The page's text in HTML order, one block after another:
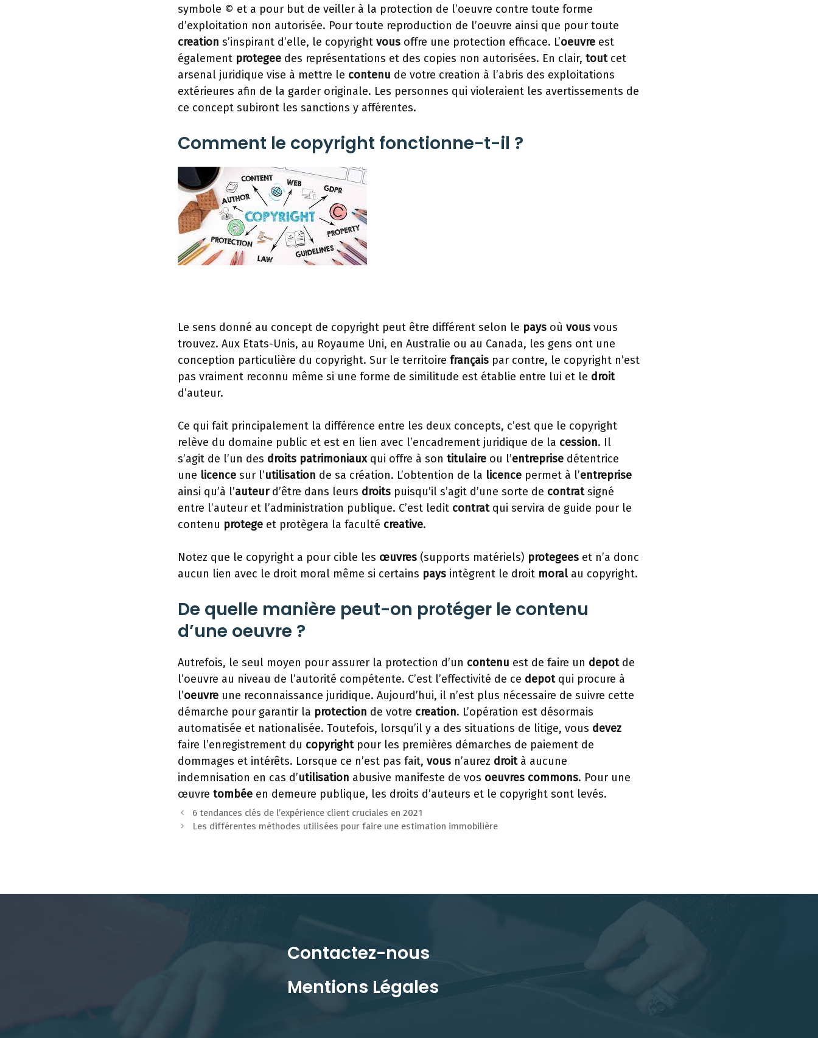
symbole © et a pour but de veiller à la protection de l’oeuvre contre toute forme
d’exploitation non autorisée. Pour toute reproduction de l’oeuvre ainsi que pour toute
creation s’inspirant d’elle, le copyright vous offre une protection efficace. L’oeuvre est
également protegee des représentations et des copies non autorisées. En clair, toutcet
arsenal juridique vise à mettre le contenu de votre creation à l’abris des exploitations
extérieures afin de la garder originale. Les personnes qui violeraient les avertissements de
ce concept subiront les sanctions y afférentes.
Comment le copyright fonctionne-t-il ?
Le sens donné au concept de copyright peut être différent selon le pays où vous vous
trouvez. Aux Etats-Unis, au Royaume Uni, en Australie ou au Canada, les gens ont une
conception particulière du copyright. Sur le territoire français par contre, le copyright n’est
pas vraiment reconnu même si une forme de similitude est établie entre lui et le droit
d’auteur.
Ce qui fait principalement la différence entre les deux concepts, c’est que le copyright
relève du domaine public et est en lien avec l’encadrement juridique de la cession. Il
s’agit de l’un des droits patrimoniauxqui offre à son titulaire ou l’entreprise détentrice
une licence sur l’utilisation de sa création. L’obtention de la licence permet à l’entreprise
ainsi qu’à l’auteurd’être dans leurs droits puisqu’il s’agit d’une sorte de contratsigné
entre l’auteur et l’administration publique. C’est ledit contratqui servira de guide pour le
contenu protege et protègera la faculté creative.
Notez que le copyright a pour cible les œuvres (supports matériels) protegees et n’a donc
aucun lien avec le droit moral même si certains pays intègrent le droit moral au copyright.
De quelle manière peut-on protéger le contenu
d’une oeuvre ?
Autrefois, le seul moyen pour assurer la protection d’un contenu est de faire un depotde
l’oeuvre au niveau de l’autorité compétente. C’est l’effectivité de ce depotqui procure à
l’oeuvre une reconnaissance juridique. Aujourd’hui, il n’est plus nécessaire de suivre cette
démarche pour garantir la protection de votre creation. L’opération est désormais
automatisée et nationalisée. Toutefois, lorsqu’il y a des situations de litige, vous devez
faire l’enregistrement du copyrightpour les premières démarches de paiement de
dommages et intérêts. Lorsque ce n’est pas fait, vous n’aurez droità aucune
indemnisation en cas d’utilisation abusive manifeste de vos oeuvres commons. Pour une
œuvre tombée en demeure publique, les droits d’auteurs et le copyright sont levés.
6 tendances clés de l’expérience client cruciales en 2021
Les différentes méthodes utilisées pour faire une estimation immobilière
Contactez-nous
Mentions Légales